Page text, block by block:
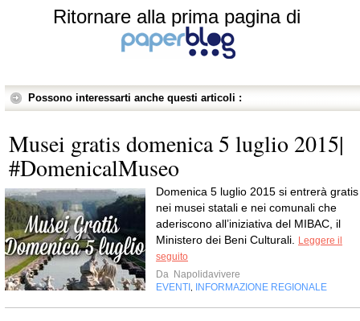
Ritornare alla prima pagina di
Possono interessarti anche questi articoli :
Musei gratis domenica 5 luglio 2015|
#DomenicalMuseo
Domenica 5 luglio 2015 si entrerà gratis
nei musei statali e nei comunali che
aderiscono all’iniziativa del MIBAC, il
Ministero dei Beni Culturali.
Leggere il
seguito
Da Napolidavivere
EVENTI INFORMAZIONE REGIONALE